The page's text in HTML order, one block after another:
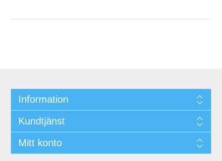
Information
Kundtjänst
Mitt konto